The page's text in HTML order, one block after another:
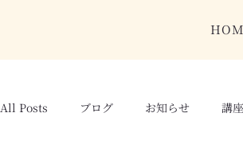
All Posts ブログ お知らせ 講